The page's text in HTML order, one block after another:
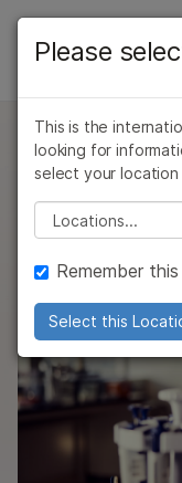
학습
지원
추천 링크
개요
시퀀싱 서비스
Microarray Services
기기 서비스 및 트레이닝
Bioinformatics Services
교육
기기 서비스
유전체학
서비스, 교육 및 자
활용하세요
있습니다. 주요
암 연구
미생물학 연구
농업유전체학
복합 질환 연구
Please
This is the
looking for
select your
Please select
Remember
Select this